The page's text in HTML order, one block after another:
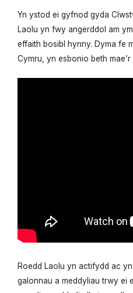
Yn ystod ei gyfnod gyda
Laolu yn fwy angerddol am
effaith bosibl hynny. Dyma fe
Cymru, yn esbonio beth
Roedd Laolu yn actifydd ac
galonnau a meddyliau trwy ei